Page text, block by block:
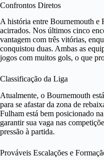
Confrontos Diretos
A história entre Bournemouth e
acirrados. Nos últimos cinco
vantagem com três vitórias,
conquistou duas. Ambas as
jogos com muitos gols, o que
Classificação da Liga
Atualmente, o Bournemouth
para se afastar da zona de
Fulham está bem posicionado
garantir sua vaga nas
pressão à partida.
Prováveis Escalações e